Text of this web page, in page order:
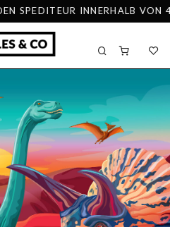
SPEDITEUR INNERHALB VON